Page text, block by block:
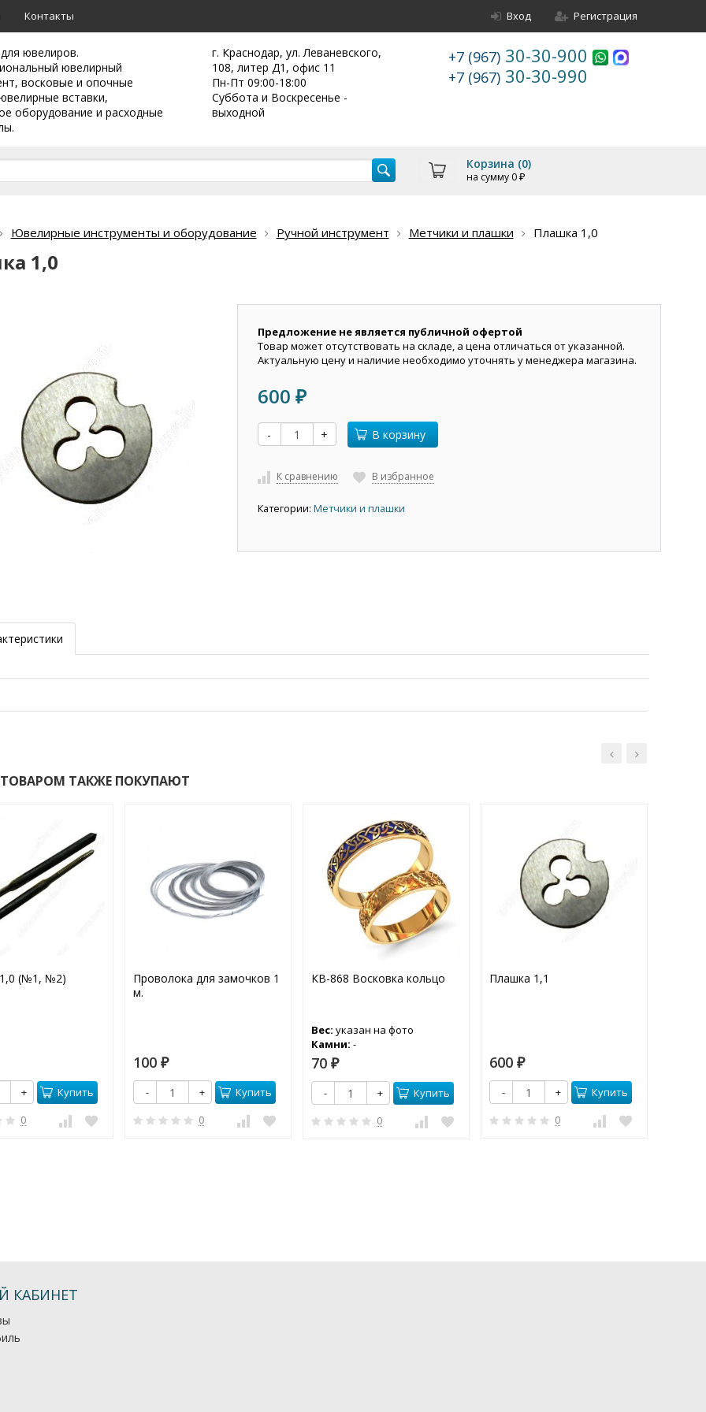
Контакты Вход Регистрация
ювелиров.
ювелирный
восковые и опочные
вставки,
оборудование и расходные
г. Краснодар, ул. Леваневского,
108, литер Д1, офис 11
Пн-Пт 09:00-18:00
Суббота и Воскресенье -
выходной
+7 (967) 30-30-900
+7 (967) 30-30-990
Корзина (0)
на сумму 0 ₽
Ювелирные инструменты и оборудование Ручной инструмент Метчики и плашки Плашка 1,0
1,0
Предложение не является публичной офертой
Товар может отсутствовать на складе, а цена отличаться от указанной.
Актуальную цену и наличие необходимо уточнять у менеджера магазина.
600 ₽
- + В корзину
К сравнению В избранное
Категории: Метчики и плашки
ТАКЖЕ ПОКУПАЮТ
(№1, №2)
+ Купить
0
Проволока для замочков 1
м.
100 ₽
- + Купить
0
КВ-868 Восковка кольцо
Вес: указан на фото
Камни: -
70 ₽
- + Купить
0
Плашка 1,1
600 ₽
- + Купить
0
КАБИНЕТ